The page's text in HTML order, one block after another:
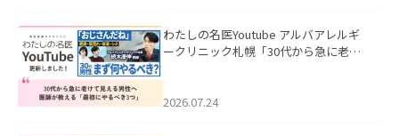
わたしの名医Youtube アルバアレルギ
ークリニック札幌「30代から急に老け
た。
2026.07.24